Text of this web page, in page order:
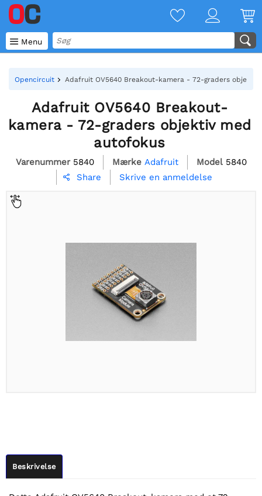
 Menu
Opencircuit Adafruit OV5640 Breakout-kamera - 72-graders objektiv
Adafruit OV5640 Breakout-
kamera - 72-graders objektiv med
autofokus
Varenummer 5840 Mærke Adafruit Model 5840
 Share Skrive en anmeldelse
Beskrivelse